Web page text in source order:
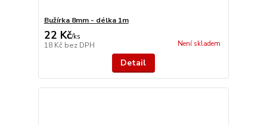
Bužírka 8mm - délka 1m
22 Kč/ks
18 Kč bez DPH Není skladem
Detail